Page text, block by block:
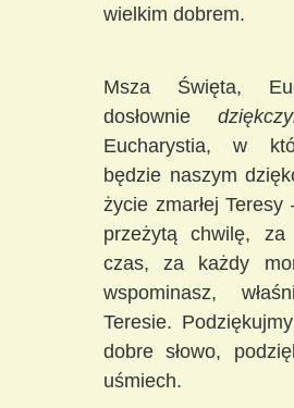
wielkim dobrem.
Msza Święta,
dosłownie
Eucharystia, w
będzie naszym
życie zmarłej
przeżytą chwilę, za
czas, za każdy
wspominasz,
Teresie.
dobre słowo,
uśmiech.